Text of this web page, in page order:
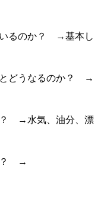
いるのか？ →基本し
とどうなるのか？ →
？ →水気、油分、漂
？ →